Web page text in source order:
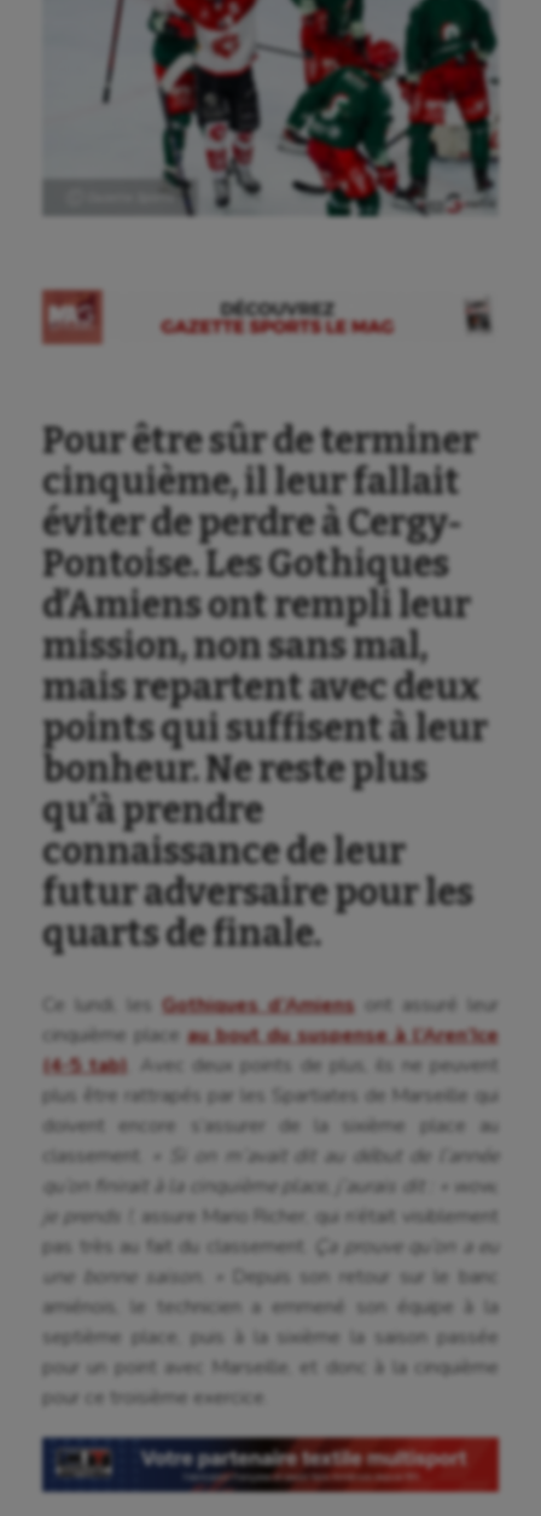
Athlétisme
Pour être sûr de terminer
cinquième, il leur fallait
éviter de perdre à Cergy-
Pontoise. Les Gothiques
d’Amiens ont rempli leur
mission, non sans mal,
mais repartent avec deux
points qui suffisent à leur
bonheur. Ne reste plus
qu’à prendre
connaissance de leur
futur adversaire pour les
quarts de finale.
Ce lundi, les Gothiques d’Amiens ont assuré leur
cinquième place au bout du suspense à l’Aren’Ice
(4-5 tab) . Avec deux points de plus, ils ne peuvent
plus être rattrapés par les Spartiates de Marseille qui
doivent encore s’assurer de la sixième place au
classement.
« Si on m’avait dit au début de l’année
qu’on finirait à la cinquième place, j’aurais dit : « wow,
je prends !
, assure Mario Richer, qui n’était visiblement
pas très au fait du classement.
Ça prouve qu’on a eu
une bonne saison. »
Depuis son retour sur le banc
amiénois, le technicien a emmené son équipe à la
septième place, puis à la sixième la saison passée
pour un point avec Marseille, et donc à la cinquième
pour ce troisième exercice.